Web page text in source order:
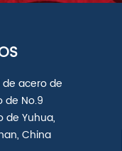
acero de
de No.9
de Yuhua,
China